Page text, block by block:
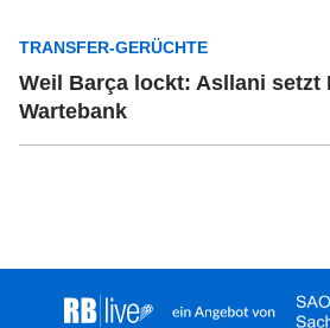
TRANSFER-GERÜCHTE
Weil Barça lockt: Asllani setzt
Wartebank